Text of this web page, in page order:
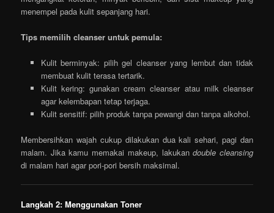
menempel pada kulit sepanjang hari.
Tips memilih cleanser untuk pemula:
Kulit berminyak: pilih gel cleanser yang lembut dan tidak
membuat kulit terasa tertarik.
Kulit kering: gunakan cream cleanser atau milk cleanser
agar kelembapan tetap terjaga.
Kulit sensitif: pilih produk tanpa pewangi dan tanpa alkohol.
Membersihkan wajah cukup dilakukan dua kali sehari, pagi dan
malam. Jika kamu memakai makeup, lakukandouble cleansing
di malam hari agar pori-pori bersih maksimal.
Langkah 2: Menggunakan Toner